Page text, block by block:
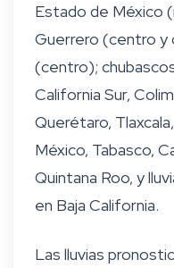
Estado de México
Guerrero (centro y
(centro);
California Sur,
Querétaro,
México, Tabasco,
Quintana Roo, y
en Baja California.
Las lluvias